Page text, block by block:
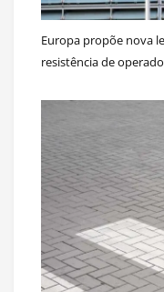
Europa propõe nova
resistência de